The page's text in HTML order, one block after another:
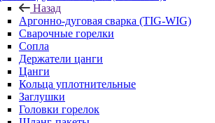
Назад
Аргонно-дуговая сварка (TIG-WIG)
Сварочные горелки
Сопла
Держатели цанги
Цанги
Кольца уплотнительные
Заглушки
Головки горелок